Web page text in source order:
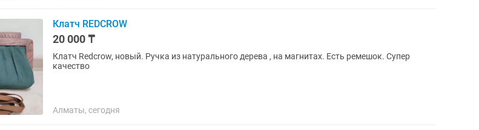
Клатч REDCROW
20 000 ₸
Клатч Redcrow, новый. Ручка из натурального дерева , на магнитах. Есть ремешок. Супер
качество
Алматы, сегодня